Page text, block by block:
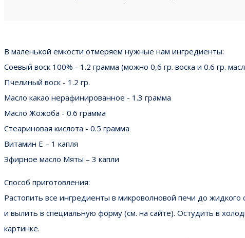
В маленькой емкости отмеряем нужные нам ингредиенты:
Соевый воск 100% - 1.2 грамма (можно 0,6 гр. воска и 0.6 гр.
Пчелиный воск - 1.2 гр.
Масло какао нерафинированное - 1.3 грамма
Масло Жожоба - 0.6 грамма
Стеариновая кислота - 0.5 грамма
Витамин Е – 1 капля
Эфирное масло Мяты – 3 капли
Способ приготовления:
Растопить все ингредиенты в микроволновой печи до
и вылить в специальную форму (см. на сайте). Остудить в
картинке.